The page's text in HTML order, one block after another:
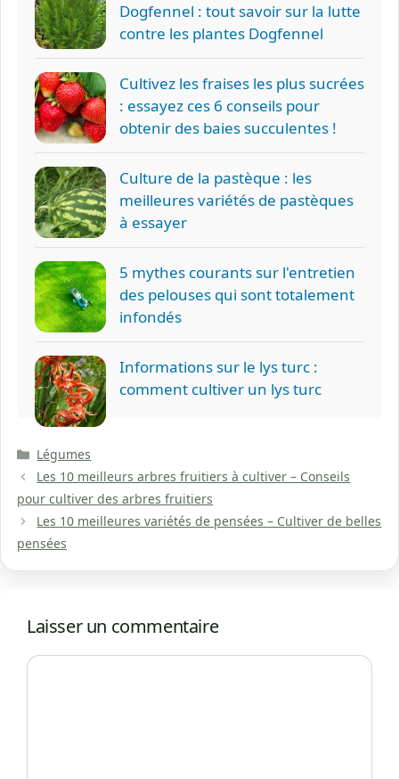
Dogfennel : tout savoir sur la lutte
contre les plantes Dogfennel
Cultivez les fraises les plus sucrées
: essayez ces 6 conseils pour
obtenir des baies succulentes !
Culture de la pastèque : les
meilleures variétés de pastèques
à essayer
5 mythes courants sur l'entretien
des pelouses qui sont totalement
infondés
Informations sur le lys turc :
comment cultiver un lys turc
Catégories
Légumes
Les 10 meilleurs arbres fruitiers à cultiver – Conseils
pour cultiver des arbres fruitiers
Les 10 meilleures variétés de pensées – Cultiver de belles
pensées
Laisser un commentaire
Commentaire